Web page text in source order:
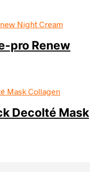
pro Renew
Decolté Mask